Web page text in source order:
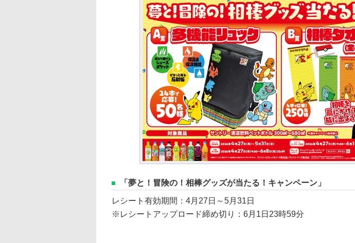
「夢と！冒険の！相棒グッズが当たる！キャンペーン」
レシート有効期間：4月27日～5月31日
※レシートアップロード締め切り：6月1日23時59分